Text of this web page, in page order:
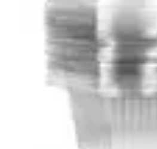
Fruits de Saison
Saisons
Fruits de Saison